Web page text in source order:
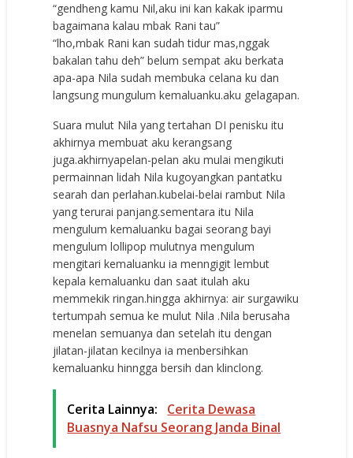
“gendheng kamu Nil,aku ini kan kakak iparmu
bagaimana kalau mbak Rani tau”
“lho,mbak Rani kan sudah tidur mas,nggak
bakalan tahu deh” belum sempat aku berkata
apa-apa Nila sudah membuka celana ku dan
langsung mungulum kemaluanku.aku gelagapan.
Suara mulut Nila yang tertahan DI penisku itu
akhirnya membuat aku kerangsang
juga.akhirnyapelan-pelan aku mulai mengikuti
permainnan lidah Nila kugoyangkan pantatku
searah dan perlahan.kubelai-belai rambut Nila
yang terurai panjang.sementara itu Nila
mengulum kemaluanku bagai seorang bayi
mengulum lollipop mulutnya mengulum
mengitari kemaluanku ia menngigit lembut
kepala kemaluanku dan saat itulah aku
memmekik ringan.hingga akhirnya: air surgawiku
tertumpah semua ke mulut Nila .Nila berusaha
menelan semuanya dan setelah itu dengan
jilatan-jilatan kecilnya ia menbersihkan
kemaluanku hinngga bersih dan klinclong.
Cerita Lainnya:
Cerita Dewasa
Buasnya Nafsu Seorang Janda Binal